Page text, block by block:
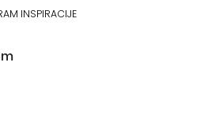
INSPIRACIJE